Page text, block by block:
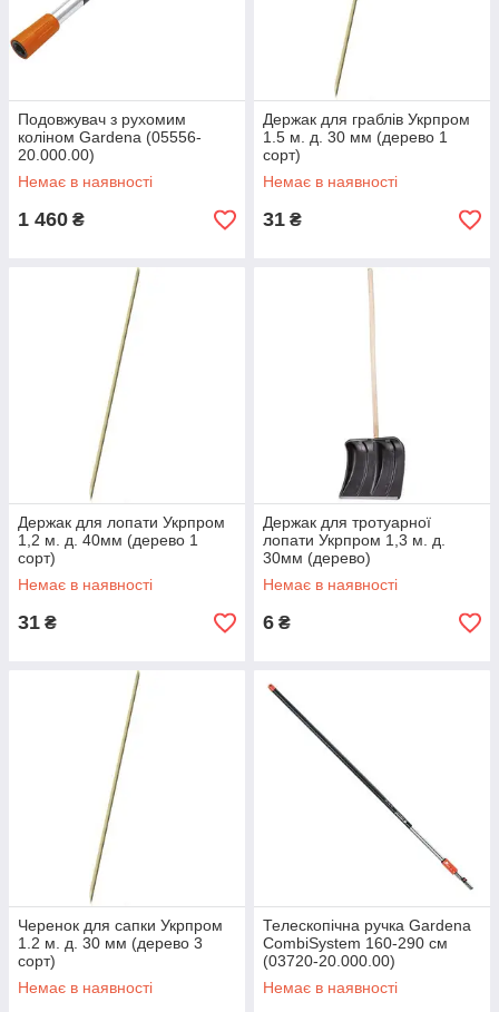
Подовжувач з рухомим
коліном Gardena (05556-
20.000.00)
Немає в наявності
1 460 ₴
Держак для граблів Укрпром
1.5 м. д. 30 мм (дерево 1
сорт)
Немає в наявності
31 ₴
Держак для лопати Укрпром
1,2 м. д. 40мм (дерево 1
сорт)
Немає в наявності
31 ₴
Держак для тротуарної
лопати Укрпром 1,3 м. д.
30мм (дерево)
Немає в наявності
6 ₴
Черенок для сапки Укрпром
1.2 м. д. 30 мм (дерево 3
сорт)
Немає в наявності
Телескопічна ручка Gardena
CombiSystem 160-290 см
(03720-20.000.00)
Немає в наявності